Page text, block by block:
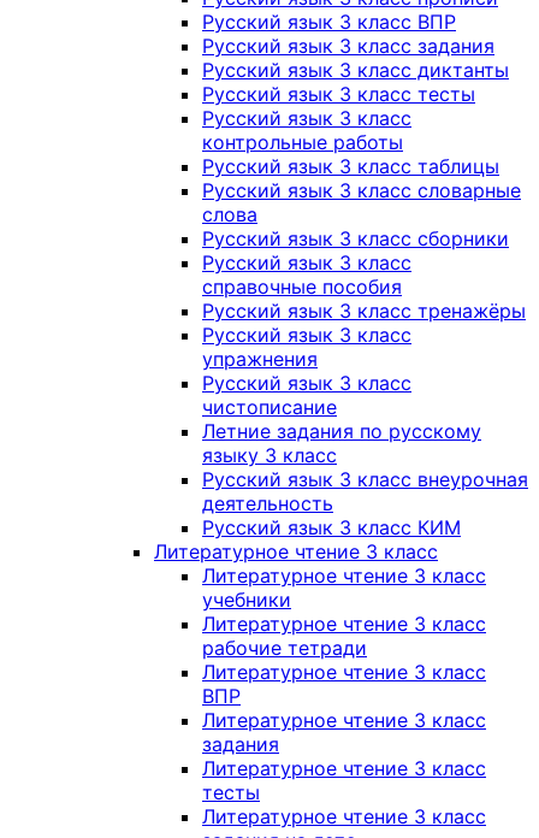
Русский язык 3 класс ВПР
Русский язык 3 класс задания
Русский язык 3 класс диктанты
Русский язык 3 класс тесты
Русский язык 3 класс
контрольные работы
Русский язык 3 класс таблицы
Русский язык 3 класс словарные
слова
Русский язык 3 класс сборники
Русский язык 3 класс
справочные пособия
Русский язык 3 класс тренажёры
Русский язык 3 класс
упражнения
Русский язык 3 класс
чистописание
Летние задания по русскому
языку 3 класс
Русский язык 3 класс внеурочная
деятельность
Русский язык 3 класс КИМ
Литературное чтение 3 класс
Литературное чтение 3 класс
учебники
Литературное чтение 3 класс
рабочие тетради
Литературное чтение 3 класс
ВПР
Литературное чтение 3 класс
задания
Литературное чтение 3 класс
тесты
Литературное чтение 3 класс